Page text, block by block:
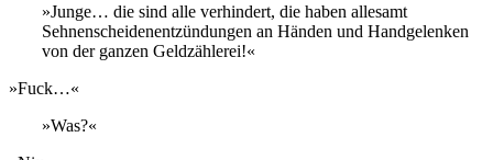
»Junge… die sind alle verhindert, die haben allesamt
Sehnenscheidenentzündungen an Händen und Handgelenken
von der ganzen Geldzählerei!«
»Fuck…«
»Was?«